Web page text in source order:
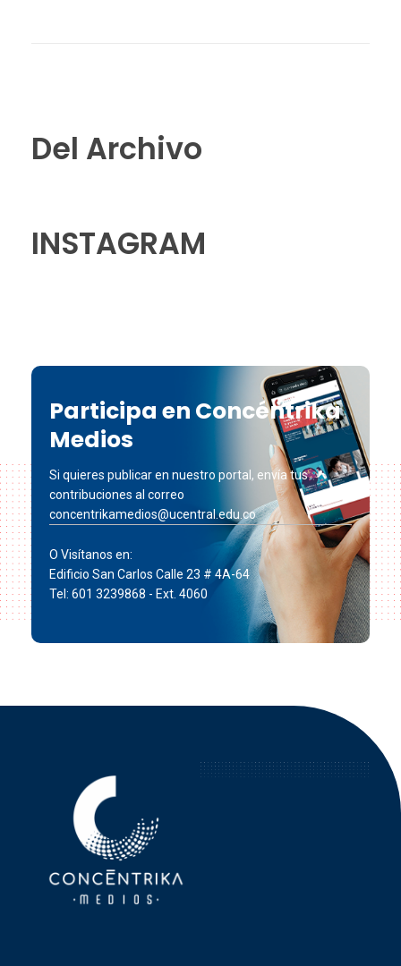
Del Archivo
INSTAGRAM
Participa en Concéntrika
Medios
Si quieres publicar en nuestro portal, envía tus
contribuciones al correo
concentrikamedios@ucentral.edu.co
O Visítanos en:
Edificio San Carlos Calle 23 # 4A-64
Tel: 601 3239868 - Ext. 4060